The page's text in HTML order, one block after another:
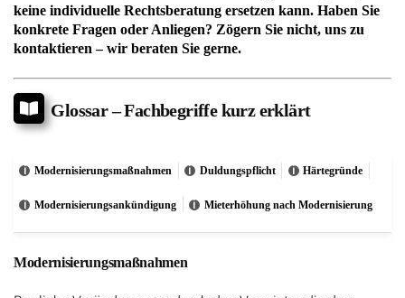
keine individuelle Rechtsberatung ersetzen kann. Haben Sie
konkrete Fragen oder Anliegen? Zögern Sie nicht, uns zu
kontaktieren – wir beraten Sie gerne.
Glossar – Fachbegriffe kurz erklärt
Modernisierungsmaßnahmen Duldungspflicht Härtegründe
Modernisierungsankündigung Mieterhöhung nach Modernisierung
Modernisierungsmaßnahmen